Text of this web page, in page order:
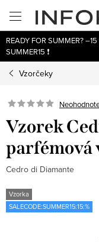
obsah
READY FOR SUMMER?
SUMMER15 ❗
Vzorčeky
Vzorek
parfémová
Cedro di Diamante
Vzorka
SALECODE:SUMMER15:15:%